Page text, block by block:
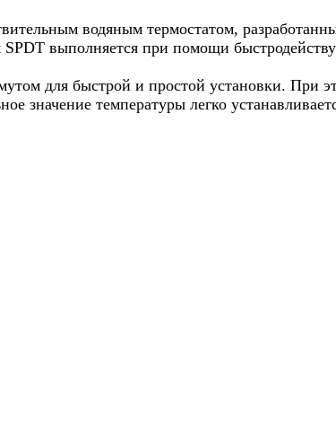
водяным термостатом,
выполняется при помощи
для быстрой и простой установки. При
значение температуры легко